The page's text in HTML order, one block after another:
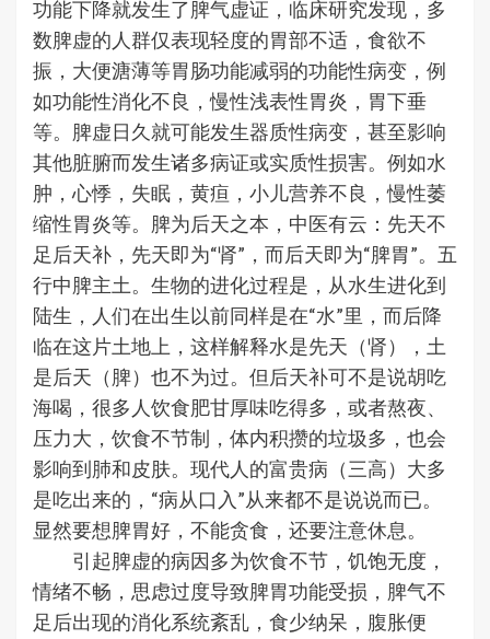
功能下降就发生了脾气虚证，临床研究发现，多
数脾虚的人群仅表现轻度的胃部不适，食欲不
振，大便溏薄等胃肠功能减弱的功能性病变，例
如功能性消化不良，慢性浅表性胃炎，胃下垂
等。脾虚日久就可能发生器质性病变，甚至影响
其他脏腑而发生诸多病证或实质性损害。例如水
肿，心悸，失眠，黄疸，小儿营养不良，慢性萎
缩性胃炎等。脾为后天之本，中医有云：先天不
足后天补，先天即为“肾”，而后天即为“脾胃”。五
行中脾主土。生物的进化过程是，从水生进化到
陆生，人们在出生以前同样是在“水”里，而后降
临在这片土地上，这样解释水是先天（肾），土
是后天（脾）也不为过。但后天补可不是说胡吃
海喝，很多人饮食肥甘厚味吃得多，或者熬夜、
压力大，饮食不节制，体内积攒的垃圾多，也会
影响到肺和皮肤。现代人的富贵病（三高）大多
是吃出来的，“病从口入”从来都不是说说而已。
显然要想脾胃好，不能贪食，还要注意休息。
引起脾虚的病因多为饮食不节，饥饱无度，
情绪不畅，思虑过度导致脾胃功能受损，脾气不
足后出现的消化系统紊乱，食少纳呆，腹胀便